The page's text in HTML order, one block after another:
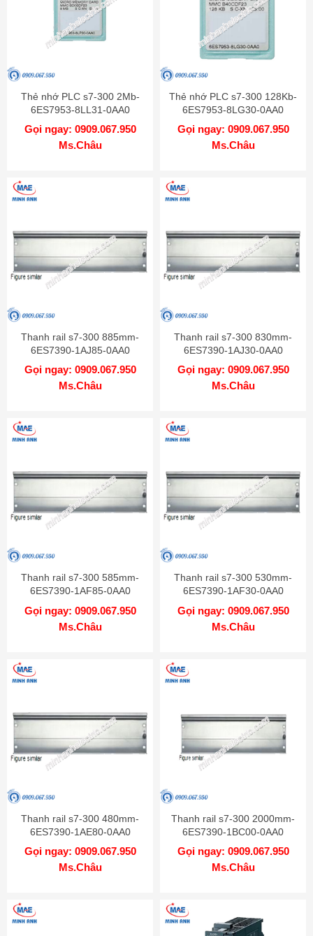
Thẻ nhớ PLC s7-300 2Mb-
6ES7953-8LL31-0AA0
Gọi ngay: 0909.067.950
Ms.Châu
Thẻ nhớ PLC s7-300 128Kb-
6ES7953-8LG30-0AA0
Gọi ngay: 0909.067.950
Ms.Châu
Thanh rail s7-300 885mm-
6ES7390-1AJ85-0AA0
Gọi ngay: 0909.067.950
Ms.Châu
Thanh rail s7-300 830mm-
6ES7390-1AJ30-0AA0
Gọi ngay: 0909.067.950
Ms.Châu
Thanh rail s7-300 585mm-
6ES7390-1AF85-0AA0
Gọi ngay: 0909.067.950
Ms.Châu
Thanh rail s7-300 530mm-
6ES7390-1AF30-0AA0
Gọi ngay: 0909.067.950
Ms.Châu
Thanh rail s7-300 480mm-
6ES7390-1AE80-0AA0
Gọi ngay: 0909.067.950
Ms.Châu
Thanh rail s7-300 2000mm-
6ES7390-1BC00-0AA0
Gọi ngay: 0909.067.950
Ms.Châu